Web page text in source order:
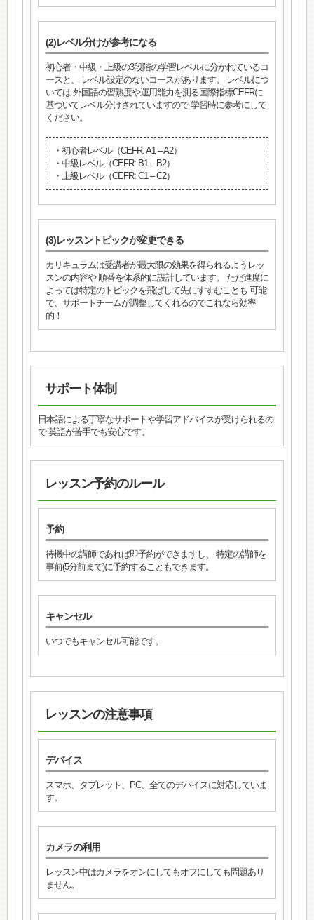
(2)レベル分けが参考になる
初心者・中級・上級の3段階の学習レベルに分かれているコ
ースと、 レベル設定のないコースがあります。 レベルにつ
いては 外国語の習熟度や運用能力を測る国際指標CEFRに
基づいてレベル分けされていますので 学習時に参考にして
ください。
・初心者レベル（CEFR: A1 – A2）
・中級レベル（CEFR: B1 – B2）
・上級レベル（CEFR: C1 – C2）
(3)レッスントピックが変更できる
カリキュラムは受講者が最大限の効果を得られるようレッ
スンの内容や 順番を体系的に設計しています。 ただ進度に
よっては特定のトピックを飛ばして先にすすむことも 可能
で、サポートチームが調整してくれるのでこれなら効率
的！
サポート体制
日本語による丁寧なサポートや学習アドバイスが受けられるの
で 英語が苦手でも安心です。
レッスン予約のルール
予約
待機中の講師であれば即予約ができますし、 特定の講師を
事前(5分前まで)に予約することもできます。
キャンセル
いつでもキャンセル可能です。
レッスンの注意事項
デバイス
スマホ、タブレット、PC、全てのデバイスに対応していま
す。
カメラの利用
レッスン中はカメラをオンにしてもオフにしても問題あり
ません。